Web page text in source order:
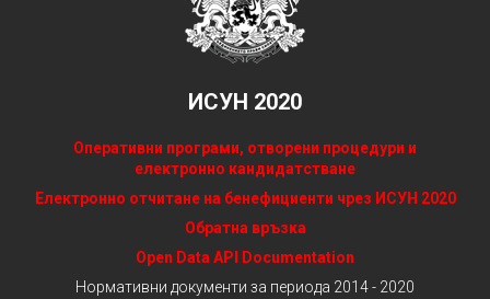
ИСУН 2020
Оперативни програми, отворени процедури и
електронно кандидатстване
Електронно отчитане на бенефициенти чрез ИСУН 2020
Обратна връзка
Open Data API Documentation
Нормативни документи за периода 2014 - 2020